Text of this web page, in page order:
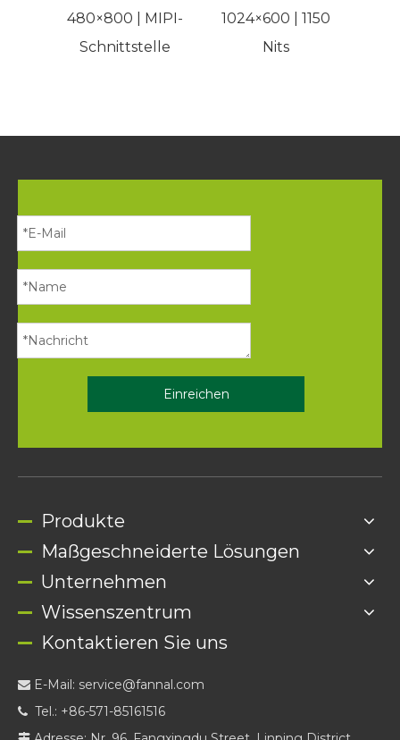
480×800 | MIPI-
Schnittstelle
1024×600 | 1150
Nits
Einreichen
Produkte
Maßgeschneiderte Lösungen
Unternehmen
Wissenszentrum
Kontaktieren Sie uns
 E-Mail: service@fannal.com
 Tel.: +86-571-85161516